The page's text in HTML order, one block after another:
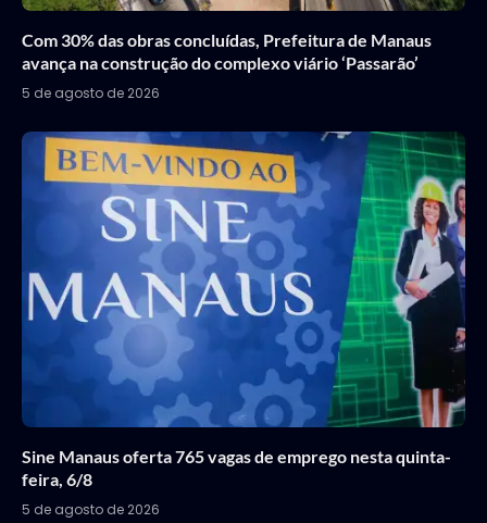
Com 30% das obras concluídas, Prefeitura de Manaus
avança na construção do complexo viário ‘Passarão’
5 de agosto de 2026
Sine Manaus oferta 765 vagas de emprego nesta quinta-
feira, 6/8
5 de agosto de 2026